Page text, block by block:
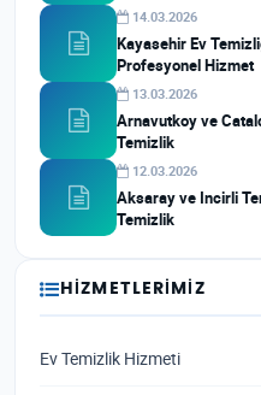
14.03.2026
Kayasehir Ev
Profesyonel Hizmet
13.03.2026
Arnavutkoy ve
Temizlik
12.03.2026
Aksaray ve Incirli
Temizlik
HIZMETLERIMIZ
Ev Temizlik Hizmeti